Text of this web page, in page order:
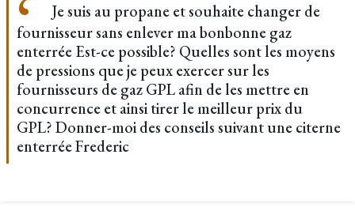
Je suis au propane et souhaite changer de
fournisseur sans enlever ma bonbonne gaz
enterrée Est-ce possible? Quelles sont les moyens
de pressions que je peux exercer sur les
fournisseurs de gaz GPL afin de les mettre en
concurrence et ainsi tirer le meilleur prix du
GPL? Donner-moi des conseils suivant une citerne
enterrée Frederic